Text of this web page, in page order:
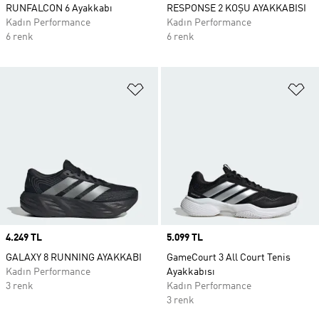
RUNFALCON 6 Ayakkabı
Kadın Performance
6 renk
RESPONSE 2 KOŞU AYAKKABISI
Kadın Performance
6 renk
Price
4.249 TL
GALAXY 8 RUNNING AYAKKABI
Kadın Performance
3 renk
Price
5.099 TL
GameCourt 3 All Court Tenis
Ayakkabısı
Kadın Performance
3 renk